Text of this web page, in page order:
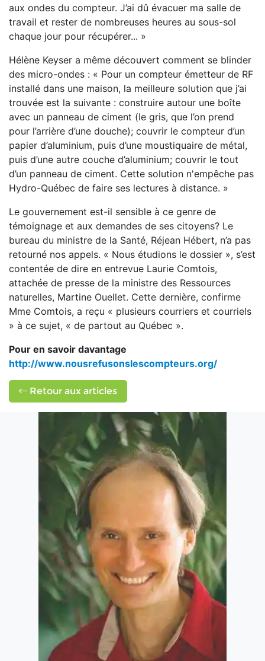
aux ondes du compteur. J’ai dû évacuer ma salle de
travail et rester de nombreuses heures au sous-­sol
chaque jour pour récupérer... »
Hélène Keyser a même découvert comment se blinder
des micro-­ondes : « Pour un compteur émetteur de RF
installé dans une maison, la meilleure solution que j’ai
trouvée est la suivante : construire autour une boîte
avec un panneau de ciment (le gris, que l’on prend
pour l’arrière d’une douche); couvrir le compteur d’un
papier d’aluminium, puis d’une moustiquaire de métal,
puis d’une autre couche d’aluminium; couvrir le tout
d’un panneau de ciment. Cette solution n'empêche pas
Hydro-Québec de faire ses lectures à distance. »
Le gouvernement est-­il sensible à ce genre de
témoignage et aux demandes de ses citoyens? Le
bureau du ministre de la Santé, Réjean Hébert, n’a pas
retourné nos appels. « Nous étudions le dossier », s’est
contentée de dire en entrevue Laurie Comtois,
attachée de presse de la ministre des Ressources
naturelles, Martine Ouellet. Cette dernière, confirme
Mme Comtois, a reçu « plusieurs courriers et courriels
» à ce sujet, « de partout au Québec ».
Pour en savoir davantage
http://www.nousrefusonslescompteurs.org/
Retour aux articles